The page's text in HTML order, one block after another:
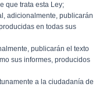
que trata esta Ley;
adicionalmente, publicarán
en todas sus
publicarán el texto
sus informes, producidos
a la ciudadanía de